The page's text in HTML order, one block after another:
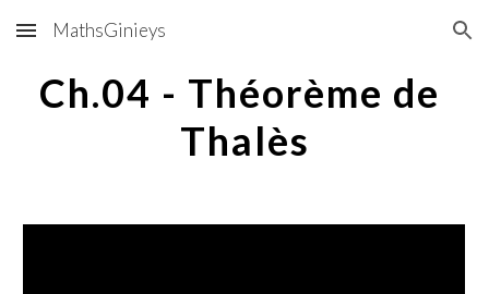
Skip to main content Skip to navigation
MathsGinieys
Ch.04 - Théorème de
Thalès